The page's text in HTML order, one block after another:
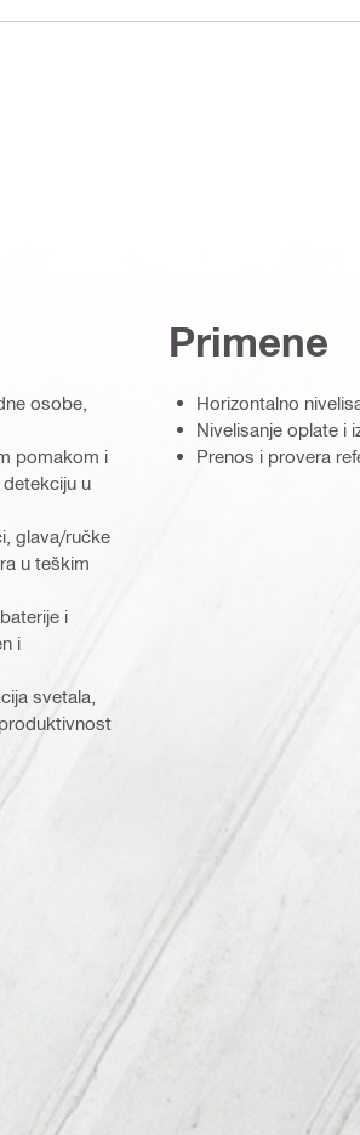
osobe,
pomakom i
u
glava/ručke
u teškim
i
i
svetala,
Primene
Horizontalno
Nivelisanje oplate i
Prenos i provera